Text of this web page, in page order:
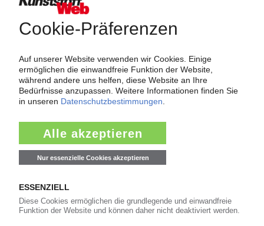
Force Majeure in der Kunststoffindustrie
Fragen und Antworten: Was Kunst­stoff­verarbeiter wissen müssen,
wenn der Lieferant nicht mehr liefert – Informationen zum
Themenkomplex Force Majeure, Corona und Kunststoff-
Jetzt lesen